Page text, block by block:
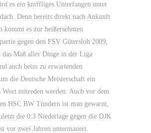
es ein kniffliges Unterfangen unter
Denn bereits direkt nach Ankunft
kommt es zur heißersehnten
gegen den FSV Gütersloh 2009,
das Maß aller Dinge in der Liga
auch beim zu erwartenden
die Deutsche Meisterschaft ein
Wort mitreden werden. Auch vor dem
HSC BW Tündern ist man gewarnt,
die 0:3 Niederlage gegen die DJK
vor zwei Jahren untermauert.